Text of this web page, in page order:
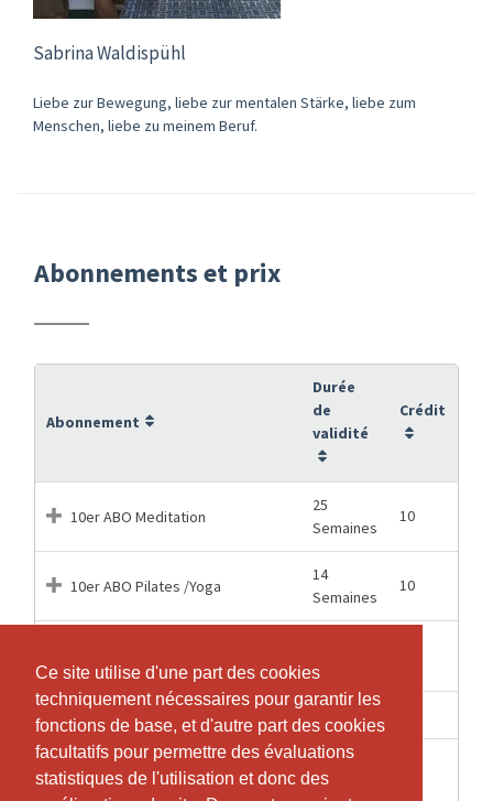
Ce site utilise d'une part des cookies
techniquement nécessaires pour garantir les
fonctions de base, et d'autre part des cookies
facultatifs pour permettre des évaluations
statistiques de l'utilisation et donc des
Ce site utilise d'une part des cookies
techniquement nécessaires pour garantir les
fonctions de base, et d'autre part des cookies
facultatifs pour permettre des évaluations
statistiques de l'utilisation et donc des
Sabrina Waldispühl
Liebe zur Bewegung, liebe zur mentalen Stärke, liebe zum
Menschen, liebe zu meinem Beruf.
Abonnements et prix
Abonnement
Durée
de
validité
Crédit
10er ABO Meditation
25
Semaines
10
10er ABO Pilates /Yoga
14
Semaines
10
buchen
Semaines
Pilates/Yoga, 24 Trainings
Pilates/Yoga; Für die zweite
Lektion in der Woche wenn schon ein
7 Mois